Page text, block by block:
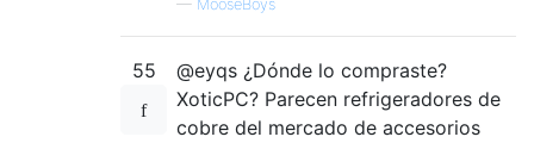
— MooseBoys
55
@eyqs ¿Dónde lo compraste?
XoticPC? Parecen refrigeradores de
cobre del mercado de accesorios